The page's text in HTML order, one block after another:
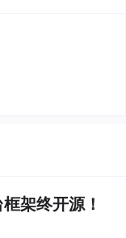
架终开源！